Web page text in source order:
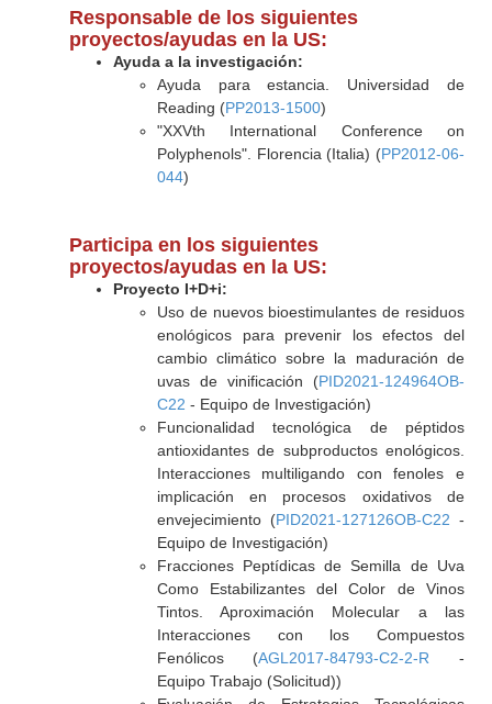
Responsable de los siguientes
proyectos/ayudas en la US:
Ayuda a la investigación:
Ayuda para estancia. Universidad de
Reading (PP2013-1500)
"XXVth International Conference on
Polyphenols". Florencia (Italia) (PP2012-06-
044)
Participa en los siguientes
proyectos/ayudas en la US:
Proyecto I+D+i:
Uso de nuevos bioestimulantes de residuos
enológicos para prevenir los efectos del
cambio climático sobre la maduración de
uvas de vinificación (PID2021-124964OB-
C22 - Equipo de Investigación)
Funcionalidad tecnológica de péptidos
antioxidantes de subproductos enológicos.
Interacciones multiligando con fenoles e
implicación en procesos oxidativos de
envejecimiento (PID2021-127126OB-C22 -
Equipo de Investigación)
Fracciones Peptídicas de Semilla de Uva
Como Estabilizantes del Color de Vinos
Tintos. Aproximación Molecular a las
Interacciones con los Compuestos
Fenólicos (AGL2017-84793-C2-2-R -
Equipo Trabajo (Solicitud))